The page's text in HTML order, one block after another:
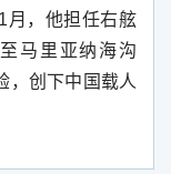
月，他担任右舷
马里亚纳海沟
，创下中国载人